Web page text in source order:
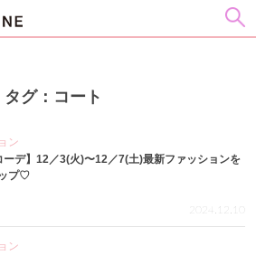
タグ：コート
ン
ーデ】12／3(火)〜12／7(土)最新ファッションを
プ♡
2024.12.10
ン